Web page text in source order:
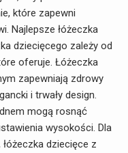
które zapewni
Najlepsze łóżeczka
dziecięcego zależy od
oferuje. Łóżeczka
zapewniają zdrowy
i trwały design.
mogą rosnąć
wysokości. Dla
dziecięce z